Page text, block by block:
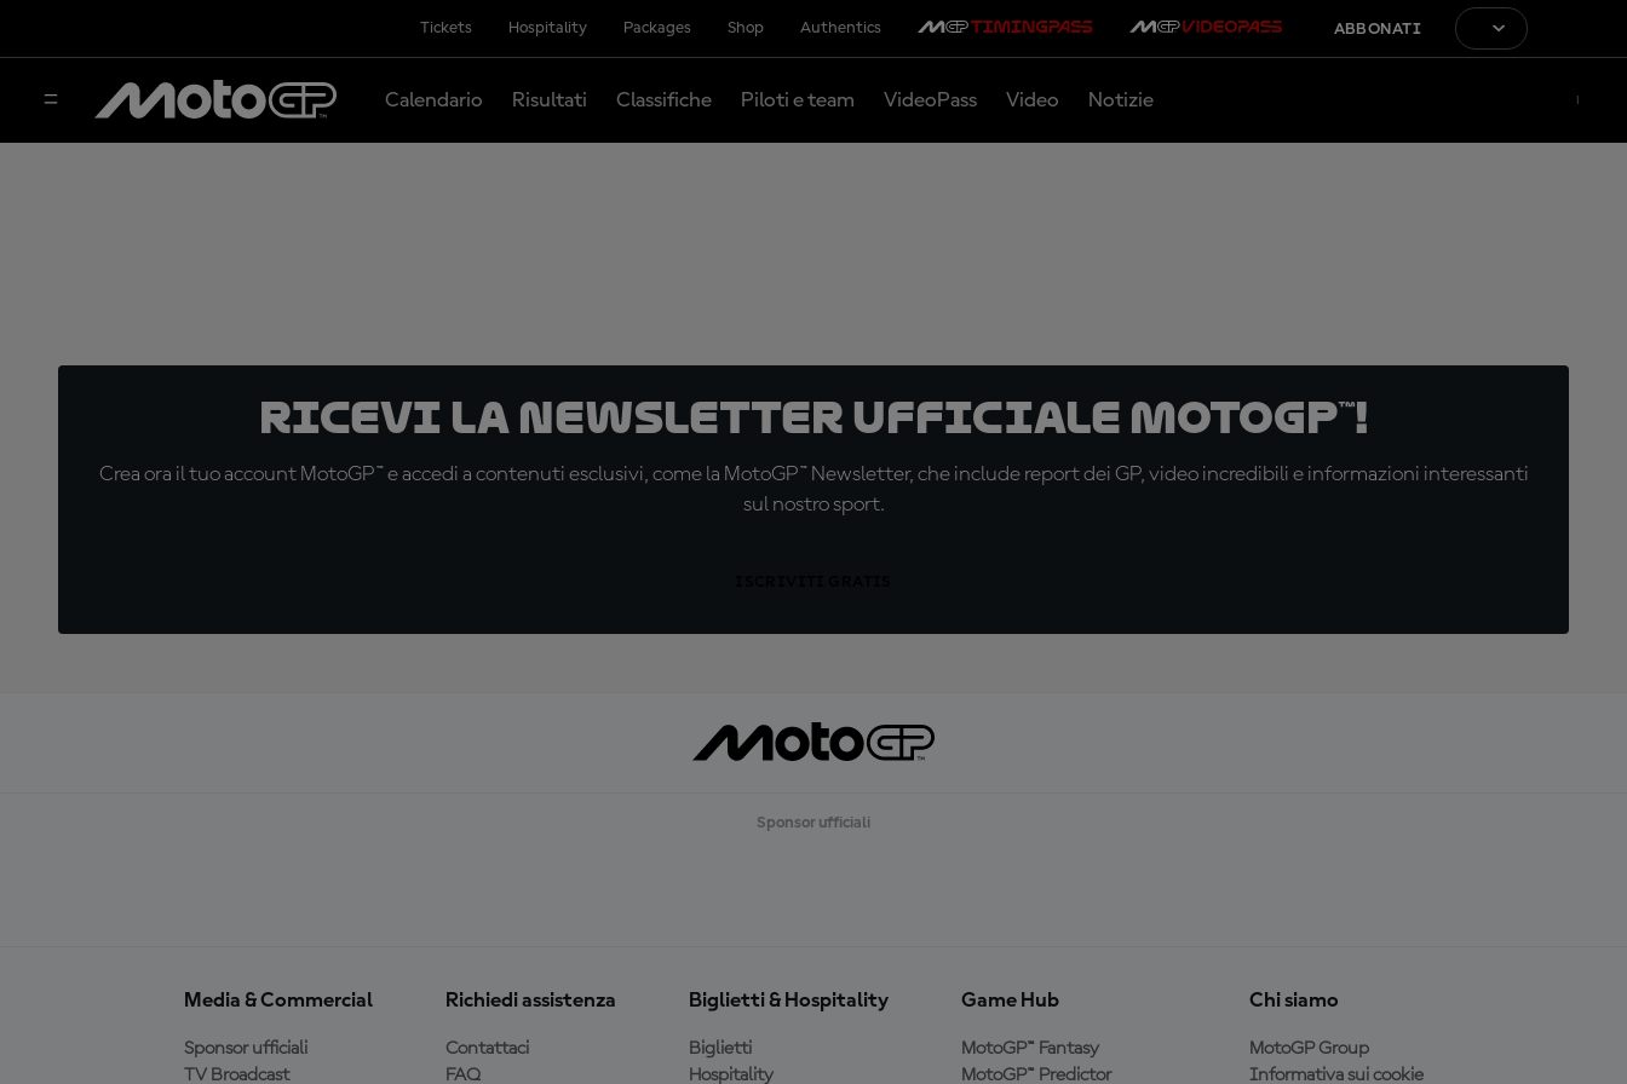
Tickets Hospitality Packages Shop Authentics ABBONATI
Calendario Risultati Classifiche Piloti e team VideoPass Video Notizie
Ricevi la newsletter ufficiale MotoGP™!
Crea ora il tuo account MotoGP™ e accedi a contenuti esclusivi, come la MotoGP™ Newsletter, che include report dei GP, video incredibili e informazioni interessanti
sul nostro sport.
Sponsor ufficiali
Media & Commercial
Sponsor ufficiali
TV Broadcast
Richiedi assistenza
Contattaci
FAQ
Biglietti & Hospitality
Biglietti
Hospitality
Game Hub
MotoGP™ Fantasy
MotoGP™ Predictor
Chi siamo
MotoGP Group
Informativa sui cookie